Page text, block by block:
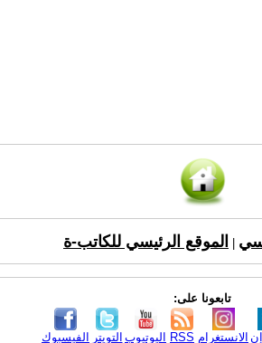
الموقع الرئيسي للكاتب-ة
تابعونا على:
الفيسبوك التويتر اليوتيوب RSS الانستغرام